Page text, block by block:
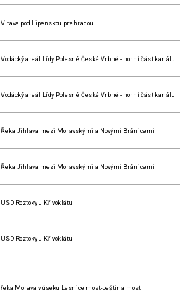
Vltava pod Lipenskou prehradou
Vodácký areál Lídy Polesné České Vrbné - horní část kanálu
Vodácký areál Lídy Polesné České Vrbné - horní část kanálu
Řeka Jihlava mezi Moravskými a Novými Bránicemi
Řeka Jihlava mezi Moravskými a Novými Bránicemi
USD Roztoky u Křivoklátu
USD Roztoky u Křivoklátu
řeka Morava v úseku Lesnice most-Leština most